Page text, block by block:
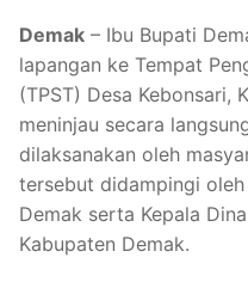
Demak – Ibu Bupati
lapangan ke Tempat
(TPST) Desa Kebonsari,
meninjau secara
dilaksanakan oleh
tersebut didampingi
Demak serta Kepala
Kabupaten Demak.